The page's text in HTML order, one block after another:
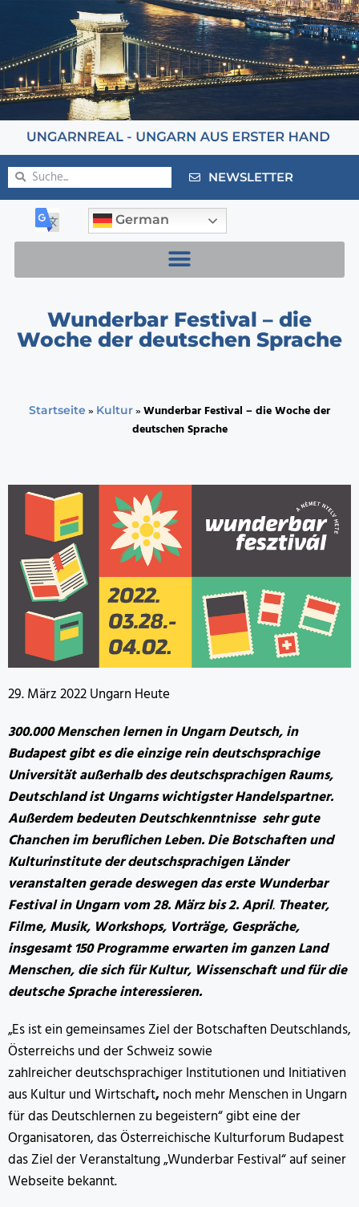
NEWSLETTER
German
Wunderbar Festival – die
Woche der deutschen Sprache
Startseite » Kultur»Wunderbar Festival – die Woche der
deutschen Sprache
29. März 2022 Ungarn Heute
300.000 Menschen lernen in Ungarn Deutsch, in
Budapest gibt es die einzige rein deutschsprachige
Universität außerhalb des deutschsprachigen Raums,
Deutschland ist Ungarns wichtigster Handelspartner.
Außerdem bedeuten Deutschkenntnisse sehr gute
Chanchen im beruflichen Leben. Die Botschaften und
Kulturinstitute der deutschsprachigen Länder
veranstalten gerade deswegen das erste Wunderbar
Festival in Ungarn vom 28. März bis 2. April. Theater,
Filme, Musik, Workshops, Vorträge, Gespräche,
insgesamt 150 Programme erwarten im ganzen Land
Menschen, die sich für Kultur, Wissenschaft und für die
deutsche Sprache interessieren.
„Es ist ein gemeinsames Ziel der Botschaften Deutschlands,
Österreichs und der Schweiz sowie
zahlreicher deutschsprachiger Institutionen und Initiativen
aus Kultur und Wirtschaft,noch mehr Menschen in Ungarn
für das Deutschlernen zu begeistern“ gibt eine der
Organisatoren, das Österreichische Kulturforum Budapest
das Ziel der Veranstaltung „Wunderbar Festival“ auf seiner
Webseite bekannt.